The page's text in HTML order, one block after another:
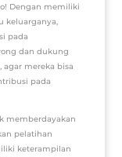
Dengan memiliki
keluarganya,
pada
dan dukung
mereka bisa
pada
memberdayakan
pelatihan
keterampilan